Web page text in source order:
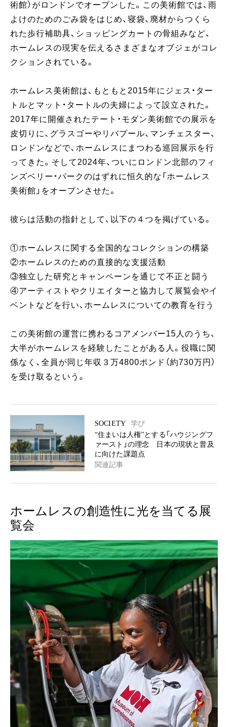
術館）がロンドンでオープンした。この美術館では、雨
よけのためのごみ袋をはじめ、寝袋、廃材からつくら
れた歩行補助具、ショッピングカートの骨組みなど、
ホームレスの現実を伝えるさまざまなオブジェがコレ
クションされている。
ホームレス美術館は、もともと2015年にジェス・ター
トルとマット・タートルの夫婦によって設立された。
2017年に開催されたテート・モダン美術館での展示を
皮切りに、グラスゴーやリバプール、マンチェスター、
ロンドンなどで、ホームレスにまつわる巡回展示を行
ってきた。そして2024年、ついにロンドン北部のフィ
ンズベリー・パークのはずれに恒久的な「ホームレス
美術館」をオープンさせた。
彼らは活動の指針として、以下の４つを掲げている。
①ホームレスに関する全国的なコレクションの構築
②ホームレスのための直接的な支援活動
③独立した研究とキャンペーンを通じて不正と闘う
④アーティストやクリエイターと協力して展覧会やイ
ベントなどを行い、ホームレスについての教育を行う
この美術館の運営に携わるコアメンバー15人のうち、
大半がホームレスを経験したことがある人。役職に関
係なく、全員が同じ年収３万4800ポンド（約730万円）
を受け取るという。
SOCIETY
学び
“住まいは人権”とする「ハウジングフ
ァースト」の理念 日本の現状と普及
に向けた課題点
関連記事
ホームレスの創造性に光を当てる展
覧会